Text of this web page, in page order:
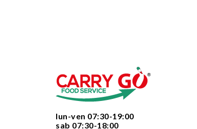
  lun-ven 07:30-19:00
  sab 07:30-18:00